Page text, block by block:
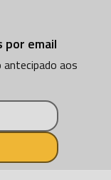
por email
antecipado aos